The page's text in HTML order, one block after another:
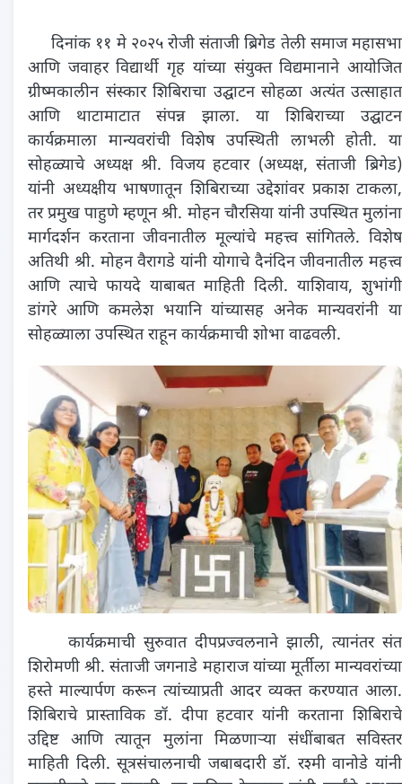
दिनांक ११ मे २०२५ रोजी संताजी ब्रिगेड तेली समाज महासभा
आणि जवाहर विद्यार्थी गृह यांच्या संयुक्त विद्यमानाने आयोजित
ग्रीष्मकालीन संस्कार शिबिराचा उद्घाटन सोहळा अत्यंत उत्साहात
आणि थाटामाटात संपन्न झाला. या शिबिराच्या उद्घाटन
कार्यक्रमाला मान्यवरांची विशेष उपस्थिती लाभली होती. या
सोहळ्याचे अध्यक्ष श्री. विजय हटवार (अध्यक्ष, संताजी ब्रिगेड)
यांनी अध्यक्षीय भाषणातून शिबिराच्या उद्देशांवर प्रकाश टाकला,
तर प्रमुख पाहुणे म्हणून श्री. मोहन चौरसिया यांनी उपस्थित मुलांना
मार्गदर्शन करताना जीवनातील मूल्यांचे महत्त्व सांगितले. विशेष
अतिथी श्री. मोहन वैरागडे यांनी योगाचे दैनंदिन जीवनातील महत्त्व
आणि त्याचे फायदे याबाबत माहिती दिली. याशिवाय, शुभांगी
डांगरे आणि कमलेश भयानि यांच्यासह अनेक मान्यवरांनी या
सोहळ्याला उपस्थित राहून कार्यक्रमाची शोभा वाढवली.
कार्यक्रमाची सुरुवात दीपप्रज्वलनाने झाली, त्यानंतर संत
शिरोमणी श्री. संताजी जगनाडे महाराज यांच्या मूर्तीला मान्यवरांच्या
हस्ते माल्यार्पण करून त्यांच्याप्रती आदर व्यक्त करण्यात आला.
शिबिराचे प्रास्ताविक डॉ. दीपा हटवार यांनी करताना शिबिराचे
उद्दिष्ट आणि त्यातून मुलांना मिळणाऱ्या संधींबाबत सविस्तर
माहिती दिली. सूत्रसंचालनाची जबाबदारी डॉ. रश्मी वानोडे यांनी